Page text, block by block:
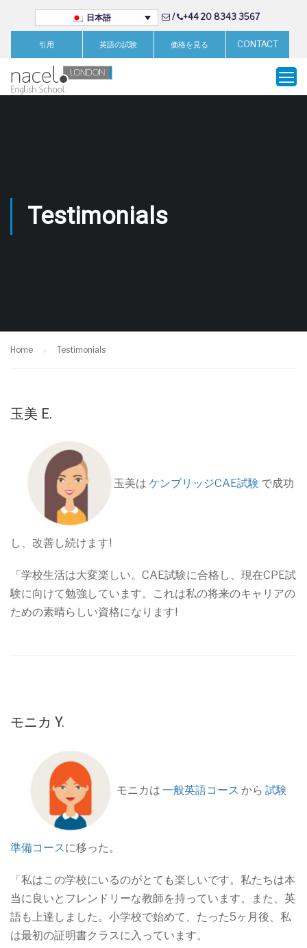
日本語 / +44 20 8343 3567
引用 英語の試験 価格を見る CONTACT
Testimonials
Home Testimonials
玉美 E.
玉美は ケンブリッジCAE試験 で成功
し、改善し続けます!
「学校生活は大変楽しい。CAE試験に合格し、現在CPE試
験に向けて勉強しています。これは私の将来のキャリアの
ための素晴らしい資格になります!
モニカ Y.
モニカは 一般英語コース から 試験
準備コースに移った。
「私はこの学校にいるのがとても楽しいです。私たちは本
当に良いとフレンドリーな教師を持っています。また、英
語も上達しました。小学校で始めて、たった5ヶ月後、私
は最初の証明書クラスに入っています。